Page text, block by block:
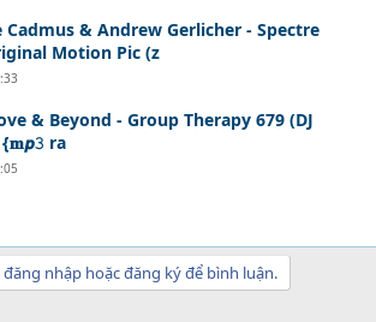
Cadmus & Andrew Gerlicher - Spectre
Motion Pic (z
& Beyond - Group Therapy 679 (DJ
{𝐦𝙥𝟹 ra
đăng nhập hoặc đăng ký để bình luận.